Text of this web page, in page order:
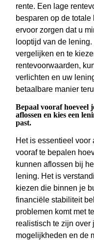
rente. Een lage
besparen op de
ervoor zorgen dat u
looptijd van de
vergelijken en te
rentevoorwaarden,
verlichten en uw
betaalbare manier
Bepaal vooraf hoeveel
aflossen en kies een
past.
Het is essentieel voor
vooraf te bepalen
kunnen aflossen bij
lening. Het is
kiezen die binnen je
financiële stabiliteit
problemen komt met
realistisch te zijn over
mogelijkheden en de